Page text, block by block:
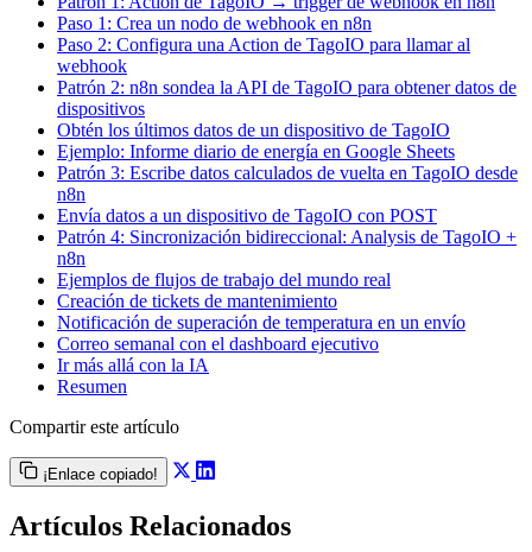
Paso 1: Crea un nodo de webhook en n8n
Paso 2: Configura una Action de TagoIO para llamar al
webhook
Patrón 2: n8n sondea la API de TagoIO para obtener datos de
dispositivos
Obtén los últimos datos de un dispositivo de TagoIO
Ejemplo: Informe diario de energía en Google Sheets
Patrón 3: Escribe datos calculados de vuelta en TagoIO desde
n8n
Envía datos a un dispositivo de TagoIO con POST
Patrón 4: Sincronización bidireccional: Analysis de TagoIO +
n8n
Ejemplos de flujos de trabajo del mundo real
Creación de tickets de mantenimiento
Notificación de superación de temperatura en un envío
Correo semanal con el dashboard ejecutivo
Ir más allá con la IA
Resumen
Compartir este artículo
¡Enlace copiado!
Artículos Relacionados